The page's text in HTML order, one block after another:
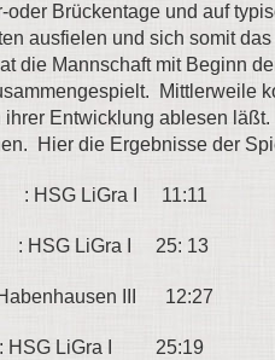
oder Brückentage und auf
ausfielen und sich somit
die Mannschaft mit Beginn
Mittlerweile
Entwicklung ablesen
Hier die Ergebnisse der
: HSG LiGra I 11:11
LiGra I 25: 13
III 12:27
LiGra I 25:19